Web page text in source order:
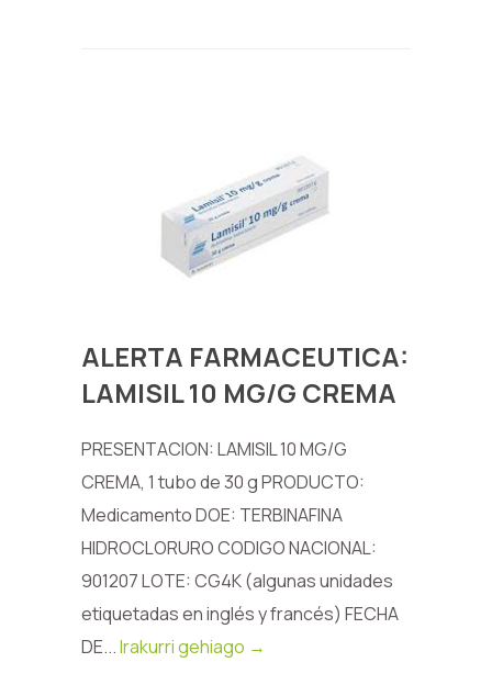
ALERTA FARMACEUTICA:
LAMISIL 10 MG/G CREMA
PRESENTACION: LAMISIL 10 MG/G
CREMA, 1 tubo de 30 g PRODUCTO:
Medicamento DOE: TERBINAFINA
HIDROCLORURO CODIGO NACIONAL:
901207 LOTE: CG4K (algunas unidades
etiquetadas en inglés y francés) FECHA
DE...Irakurri gehiago →